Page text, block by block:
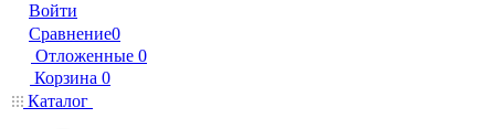
Войти
Сравнение0
Отложенные 0
Корзина 0
Каталог